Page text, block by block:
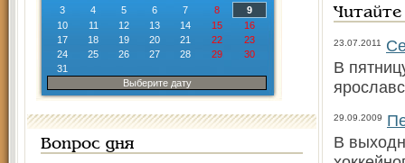
3
4 5 6 7 8
9
10
11 12 13 14 15
16
17
18 19 20 21 22
23
24
25 26 27 28 29
30
31
Выберите дату
Вопрос дня
23.07.2011
В
29.09.2009
В